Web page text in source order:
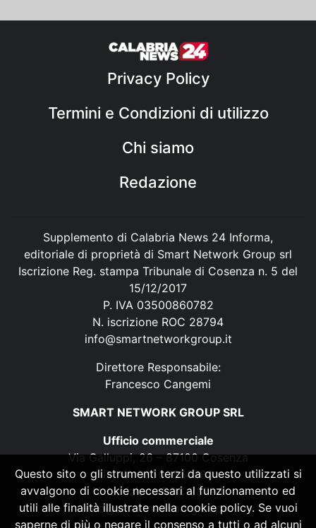
Privacy Policy
Termini e Condizioni di utilizzo
Chi siamo
Redazione
Supplemento di Calabria News 24 Informa,
editoriale di proprietà di Smart Network Group srl
Iscrizione Reg. stampa Tribunale di Cosenza n. 5 del
15/12/2017
P. IVA 03500860782
N. iscrizione ROC 28794
info@smartnetworkgroup.it
Direttore Responsabile:
Francesco Cangemi
SMART NETWORK GROUP SRL
Ufficio commerciale
Via Galluppi, 26 – 87100 Cosenza
P. IVA 03500860782
N. iscrizione ROC 28794
info@smartnetworkgroup.it
Questo sito o gli strumenti terzi da questo utilizzati si
avvalgono di cookie necessari al funzionamento ed
utili alle finalità illustrate nella cookie policy. Se vuoi
saperne di più o negare il consenso a tutti o ad alcuni